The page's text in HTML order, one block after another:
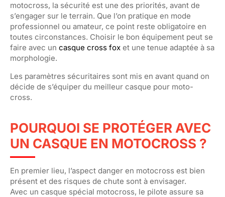
motocross, la sécurité est une des priorités, avant de
s’engager sur le terrain. Que l’on pratique en mode
professionnel ou amateur, ce point reste obligatoire en
toutes circonstances. Choisir le bon équipement peut se
faire avec un casque cross fox et une tenue adaptée à sa
morphologie.
Les paramètres sécuritaires sont mis en avant quand on
décide de s’équiper du meilleur casque pour moto-
cross.
POURQUOI SE PROTÉGER AVEC
UN CASQUE EN MOTOCROSS ?
En premier lieu, l’aspect danger en motocross est bien
présent et des risques de chute sont à envisager.
Avec un casque spécial motocross, le pilote assure sa